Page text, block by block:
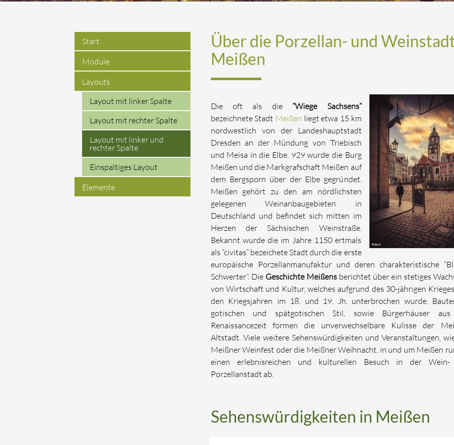
Über die Porzellan- und
Meißen
Die oft als die “Wiege Sachsens”
bezeichnete Stadt Meißen liegt etwa 15 km
nordwestlich von der Landeshauptstadt
Dresden an der Mündung von Triebisch
und Meisa in die Elbe. 929 wurde die Burg
Meißen und die Markgrafschaft Meißen auf
dem Bergsporn über der Elbe gegründet.
Meißen gehört zu den am nördlichsten
gelegenen Weinanbaugebieten in
Deutschland und befindet sich mitten im
Herzen der Sächsischen Weinstraße.
Bekannt wurde die im Jahre 1150 ertmals
als “civitas” bezeichete Stadt durch die erste
europäische Porzellanmanufaktur und deren charakteristische
Schwerter”. Die Geschichte Meißensberichtet über ein stetiges
von Wirtschaft und Kultur, welches aufgrund des 30-jährigen
den Kriegsjahren im 18. und 19. Jh. unterbrochen wurde.
gotischen und spätgotischen Stil, sowie Bürgerhäuser
Renaissancezeit formen die unverwechselbare Kulisse der
Altstadt. Viele weitere Sehenswürdigkeiten und Veranstaltungen,
Meißner Weinfest oder die Meißner Weihnacht, in und um Meißen
einen erlebnisreichen und kulturellen Besuch in der Wein-
Porzellanstadt ab.
Sehenswürdigkeiten in Meißen
Start
Module
Layouts
Layout mit linker Spalte
Layout mit rechter Spalte
Layout mit linker und
rechter Spalte
Einspaltiges Layout
Elemente